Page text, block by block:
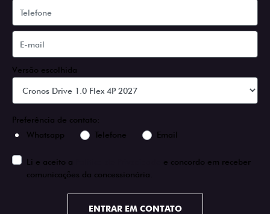
Versão escolhida
Preferência de contato:
Whatsapp
Telefone Email
Li e aceito a
e concordo em receber
comunicações da concessionária.
ENTRAR EM CONTATO